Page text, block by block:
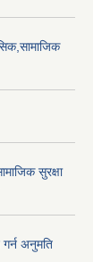
सुरक्षा
अनुमति